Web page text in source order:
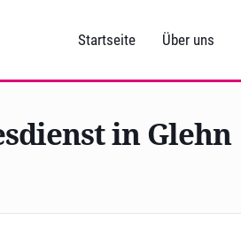
Startseite Über uns
in Glehn